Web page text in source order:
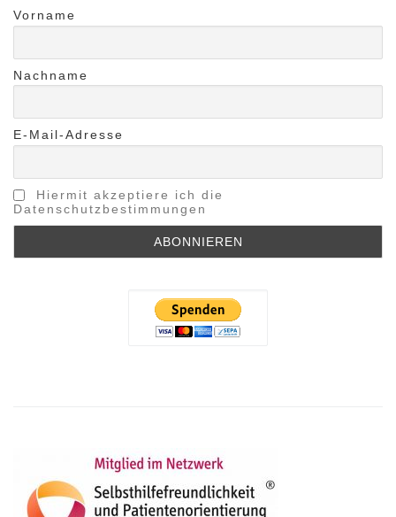
Vorname
Nachname
E-Mail-Adresse
Hiermit akzeptiere ich die
Datenschutzbestimmungen